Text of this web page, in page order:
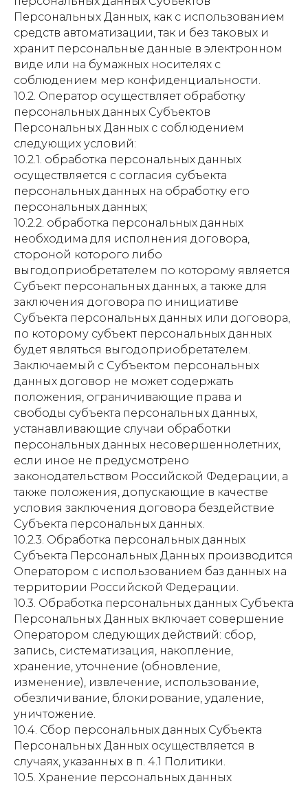
Персональных Данных, как с использованием
средств автоматизации, так и без таковых и
хранит персональные данные в электронном
виде или на бумажных носителях с
соблюдением мер конфиденциальности.
10.2. Оператор осуществляет обработку
персональных данных Субъектов
Персональных Данных с соблюдением
следующих условий:
10.2.1. обработка персональных данных
осуществляется с согласия субъекта
персональных данных на обработку его
персональных данных;
10.2.2. обработка персональных данных
необходима для исполнения договора,
стороной которого либо
выгодоприобретателем по которому является
Субъект персональных данных, а также для
заключения договора по инициативе
Субъекта персональных данных или договора,
по которому субъект персональных данных
будет являться выгодоприобретателем.
Заключаемый с Субъектом персональных
данных договор не может содержать
положения, ограничивающие права и
свободы субъекта персональных данных,
устанавливающие случаи обработки
персональных данных несовершеннолетних,
если иное не предусмотрено
законодательством Российской Федерации, а
также положения, допускающие в качестве
условия заключения договора бездействие
Субъекта персональных данных.
10.2.3. Обработка персональных данных
Субъекта Персональных Данных производится
Оператором с использованием баз данных на
территории Российской Федерации.
10.3. Обработка персональных данных Субъекта
Персональных Данных включает совершение
Оператором следующих действий: сбор,
запись, систематизация, накопление,
хранение, уточнение (обновление,
изменение), извлечение, использование,
обезличивание, блокирование, удаление,
уничтожение.
10.4. Сбор персональных данных Субъекта
Персональных Данных осуществляется в
случаях, указанных в п. 4.1 Политики.
10.5. Хранение персональных данных